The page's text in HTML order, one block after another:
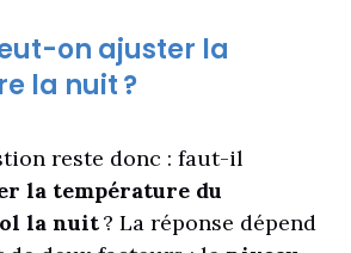
on ajuster la
la nuit ?
reste donc : faut-il
la température du
la nuit? La réponse dépend